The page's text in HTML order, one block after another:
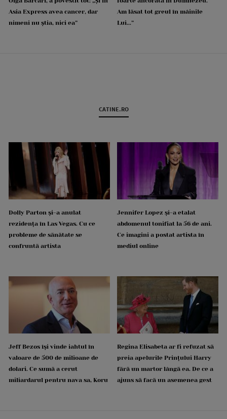
Asia Express avea cancer, dar
nimeni nu știa, nici ea”
Am lăsat tot greul în mâinile
Lui...”
CATINE.RO
Dolly Parton și-a anulat
rezidența în Las Vegas. Cu ce
probleme de sănătate se
confruntă artista
Jennifer Lopez și-a etalat
abdomenul tonifiat la 56 de ani.
Ce imagini a postat artista în
mediul online
Jeff Bezos își vinde iahtul în
valoare de 500 de milioane de
dolari. Ce sumă a cerut
miliardarul pentru nava sa, Koru
Regina Elisabeta ar fi refuzat să
preia apelurile Prințului Harry
fără un martor lângă ea. De ce a
ajuns să facă un asemenea gest